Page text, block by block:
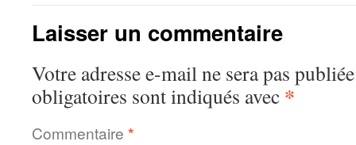
Laisser un commentaire
Votre adresse e-mail ne sera pas
obligatoires sont indiqués avec *
Commentaire *